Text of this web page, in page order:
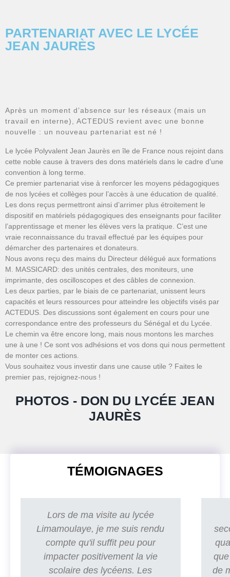
PARTENARIAT AVEC LE LYCÉE
JEAN JAURÈS
Après un moment d’absence sur les réseaux (mais un
travail en interne), ACTEDUS revient avec une bonne
nouvelle : un nouveau partenariat est né !
Le lycée Polyvalent Jean Jaurès en île de France nous rejoint dans
cette noble cause à travers des dons matériels dans le cadre d’une
convention à long terme.
Ce premier partenariat vise à renforcer les moyens pédagogiques
de nos lycées et collèges pour l’accès à une éducation de qualité.
Les dons reçus permettront ainsi d’arrimer plus étroitement le
dispositif en matériels pédagogiques des enseignants pour faciliter
l’apprentissage et mener les élèves vers la pratique. C’est une
vraie reconnaissance du travail effectué par les équipes pour
démarcher des partenaires et donateurs.
Nous avons reçu des mains du Directeur délégué aux formations
M. MASSICARD: des unités centrales, des moniteurs, une
imprimante, des oscilloscopes et des câbles de connexion.
Les deux parties, par le biais de ce partenariat, unissent leurs
capacités et leurs ressources pour atteindre les objectifs visés par
ACTEDUS. Des discussions sont également en cours pour une
correspondance entre des professeurs du Sénégal et du Lycée.
Le chemin va être encore long, mais nous montons les marches
une à une ! Ce sont vos adhésions et vos dons qui nous permettent
de monter ces actions.
Vous souhaitez vous investir dans une cause utile ? Faites le
premier pas, rejoignez-nous !
PHOTOS - DON DU LYCÉE JEAN
JAURÈS
TÉMOIGNAGES
Lors de ma visite au lycée
Limamoulaye, je me suis rendu
compte qu'il suffit peu pour
impacter positivement la vie
scolaire des lycéens. Les
de